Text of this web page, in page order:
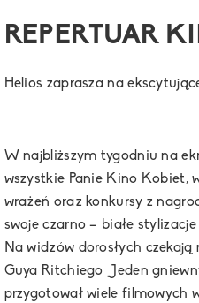
REPERTUAR
Helios zaprasza na
W najbliższym tygodniu na
wszystkie Panie Kino Kobiet,
wrażeń oraz konkursy z
swoje czarno – białe
Na widzów dorosłych
Guya Ritchiego „Jeden
przygotował wiele filmowych